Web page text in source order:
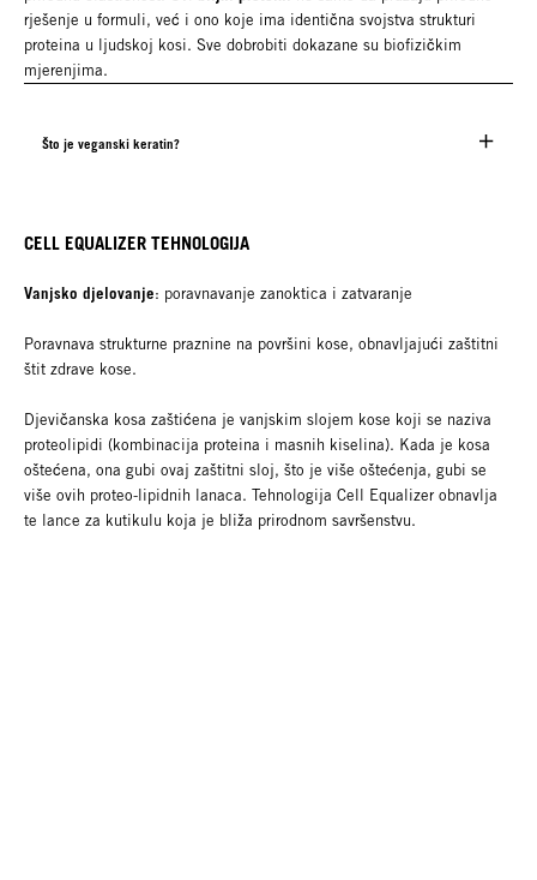
rješenje u formuli, već i ono koje ima identična svojstva strukturi
proteina u ljudskoj kosi. Sve dobrobiti dokazane su biofizičkim
mjerenjima.
Što je veganski keratin?
CELL EQUALIZER TEHNOLOGIJA
Vanjsko djelovanje: poravnavanje zanoktica i zatvaranje
Poravnava strukturne praznine na površini kose, obnavljajući zaštitni
štit zdrave kose.
Djevičanska kosa zaštićena je vanjskim slojem kose koji se naziva
proteolipidi (kombinacija proteina i masnih kiselina). Kada je kosa
oštećena, ona gubi ovaj zaštitni sloj, što je više oštećenja, gubi se
više ovih proteo-lipidnih lanaca. Tehnologija Cell Equalizer obnavlja
te lance za kutikulu koja je bliža prirodnom savršenstvu.